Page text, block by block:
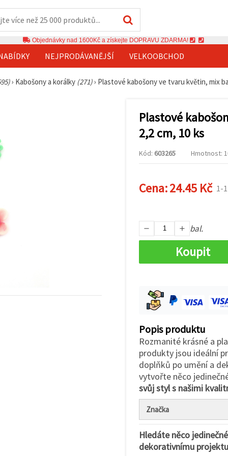
Objednávky nad 1600Kč a získejte DOPRAVU ZDARMA!
NEJPRODÁVANĚJŠÍ VELKOOBCHOD
› Kabošony a korálky (271)› Plastové kabošony ve tvaru květin, mix
Plastové
2,2 cm, 10 ks
Kód: 603265 Hmotnost:
Cena:24.45 Kč 1-
bal.
Koupit
Popis produktu
Rozmanité krásné a
produkty jsou ideální
doplňků po umění a
vytvořte něco
svůj styl s našimi
Značka
Hledáte něco
dekorativnímu